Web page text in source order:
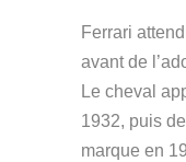
Ferrari
avant de
Le cheval
1932, puis
marque en